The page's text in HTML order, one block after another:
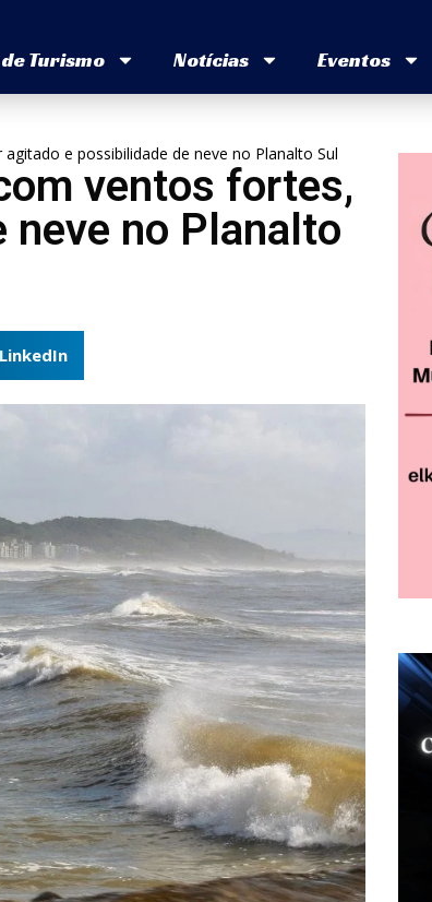
Turismo Notícias Eventos
e possibilidade de neve no Planalto Sul
ventos fortes,
neve no Planalto
LinkedIn